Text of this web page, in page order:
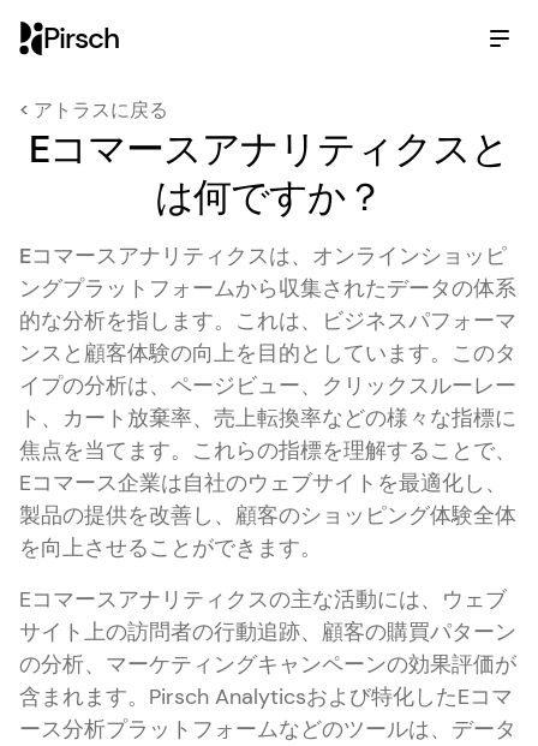
Pirsch
< アトラスに戻る
Eコマースアナリティクスと
は何ですか？
Eコマースアナリティクスは、オンラインショッピ
ングプラットフォームから収集されたデータの体系
的な分析を指します。これは、ビジネスパフォーマ
ンスと顧客体験の向上を目的としています。このタ
イプの分析は、ページビュー、クリックスルーレー
ト、カート放棄率、売上転換率などの様々な指標に
焦点を当てます。これらの指標を理解することで、
Eコマース企業は自社のウェブサイトを最適化し、
製品の提供を改善し、顧客のショッピング体験全体
を向上させることができます。
Eコマースアナリティクスの主な活動には、ウェブ
サイト上の訪問者の行動追跡、顧客の購買パターン
の分析、マーケティングキャンペーンの効果評価が
含まれます。Pirsch Analyticsおよび特化したEコマ
ース分析プラットフォームなどのツールは、データ